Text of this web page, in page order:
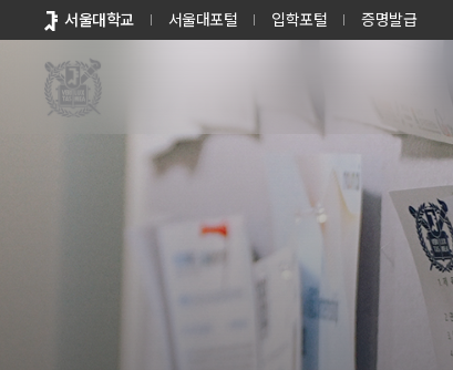
바로가기
메뉴
서울대학교 서울대포털 입학포털 증명발급